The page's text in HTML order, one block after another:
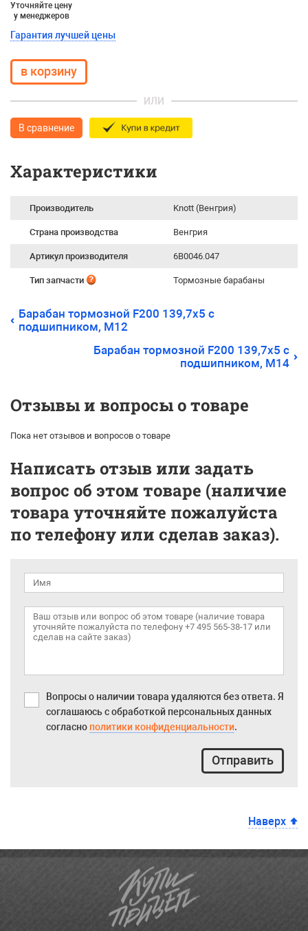
Уточняйте цену
у менеджеров
Гарантия лучшей цены
ИЛИ
В сравнение
Характеристики
Производитель Knott (Венгрия)
Страна производства Венгрия
Артикул производителя 6B0046.047
Тип запчасти Тормозные барабаны
Барабан тормозной F200 139,7х5 с
подшипником, М12
Барабан тормозной F200 139,7х5 с
подшипником, М14
Отзывы и вопросы о товаре
Пока нет отзывов и вопросов о товаре
Написать отзыв или задать
вопрос об этом товаре (наличие
товара уточняйте пожалуйста
по телефону или сделав заказ).
Вопросы о наличии товара удаляются без ответа. Я
соглашаюсь с обработкой персональных данных
согласно политики конфиденциальности.
Отправить
Наверх